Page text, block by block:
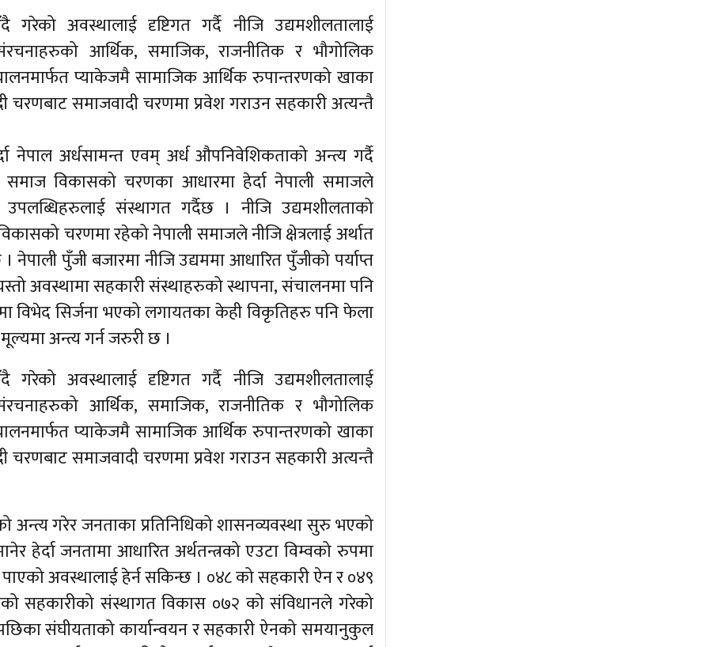
अवस्थालाई दृष्टिगत गर्दै नीजि उद्यमशीलतालाई
आर्थिक, समाजिक, राजनीतिक र भौगोलिक
प्याकेजमै सामाजिक आर्थिक रुपान्तरणको खाका
चरणबाट समाजवादी चरणमा प्रवेश गराउन सहकारी अत्यन्तै
नेपाल अर्धसामन्त एवम् अर्ध औपनिवेशिकताको अन्त्य गर्दै
विकासको चरणका आधारमा हेर्दा नेपाली समाजले
उपलब्धिहरुलाई संस्थागत गर्दैछ । नीजि उद्यमशीलताको
चरणमा रहेको नेपाली समाजले नीजि क्षेत्रलाई अर्थात
पुँजी बजारमा नीजि उद्यममा आधारित पुँजीको पर्याप्त
अवस्थामा सहकारी संस्थाहरुको स्थापना, संचालनमा पनि
विभेद सिर्जना भएको लगायतका केही विकृतिहरु पनि फेला
अन्त्य गर्न जरुरी छ ।
अवस्थालाई दृष्टिगत गर्दै नीजि उद्यमशीलतालाई
आर्थिक, समाजिक, राजनीतिक र भौगोलिक
प्याकेजमै सामाजिक आर्थिक रुपान्तरणको खाका
चरणबाट समाजवादी चरणमा प्रवेश गराउन सहकारी अत्यन्तै
अन्त्य गरेर जनताका प्रतिनिधिको शासनव्यवस्था सुरु भएको
हेर्दा जनतामा आधारित अर्थतन्त्रको एउटा विम्वको रुपमा
अवस्थालाई हेर्न सकिन्छ । ०४८ को सहकारी ऐन र ०४९
सहकारीको संस्थागत विकास ०७२ को संविधानले गरेको
संघीयताको कार्यान्वयन र सहकारी ऐनको समयानुकुल